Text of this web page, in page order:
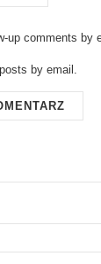
up comments by
by email.